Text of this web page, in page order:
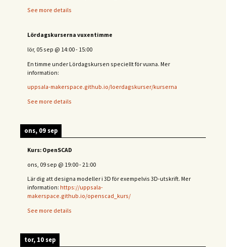
See more details
Lördagskurserna vuxentimme
lör, 05 sep @ 14:00- 15:00
En timme under Lördagskursen speciellt för vuxna. Mer
information:
uppsala-makerspace.github.io/loerdagskurser/kurserna
See more details
ons, 09 sep
Kurs: OpenSCAD
ons, 09 sep @ 19:00-21:00
Lär dig att designa modeller i 3D för exempelvis 3D-utskrift. Mer
information: https://uppsala-
makerspace.github.io/openscad_kurs/
See more details
tor, 10 sep